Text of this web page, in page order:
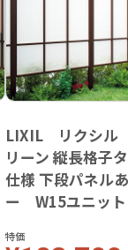
LIXIL リクシル
リーン 縦長格子
仕様 下段パネル
ー W15ユニット
特価